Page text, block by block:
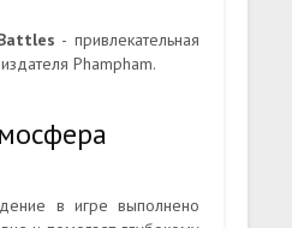
- привлекательная
Phampham.
в игре выполнено